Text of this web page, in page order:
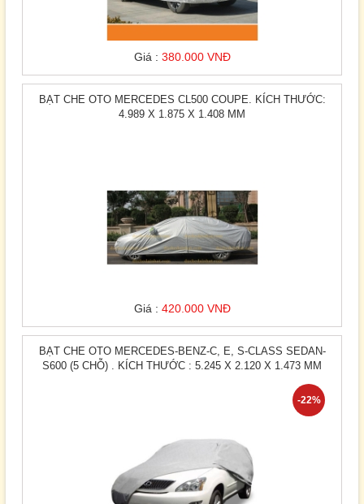
Giá : 380.000 VNĐ
BẠT CHE OTO MERCEDES CL500 COUPE. KÍCH THƯỚC:
4.989 X 1.875 X 1.408 MM
Giá : 420.000 VNĐ
BẠT CHE OTO MERCEDES-BENZ-C, E, S-CLASS SEDAN-
S600 (5 CHỖ) . KÍCH THƯỚC : 5.245 X 2.120 X 1.473 MM
-22%